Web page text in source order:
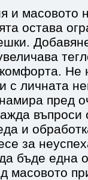
и масовото
остава
Не
с личната
пред
въпроси
и
за
бъде една
масовото